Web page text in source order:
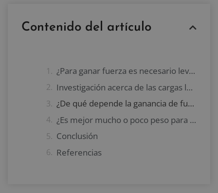
Contenido del artículo
¿Para ganar fuerza es necesario levantar cargas pesadas?
Investigación acerca de las cargas levantadas y la fuerza
¿De qué depende la ganancia de fuerza?
¿Es mejor mucho o poco peso para ganar fuerza?
Conclusión
Referencias